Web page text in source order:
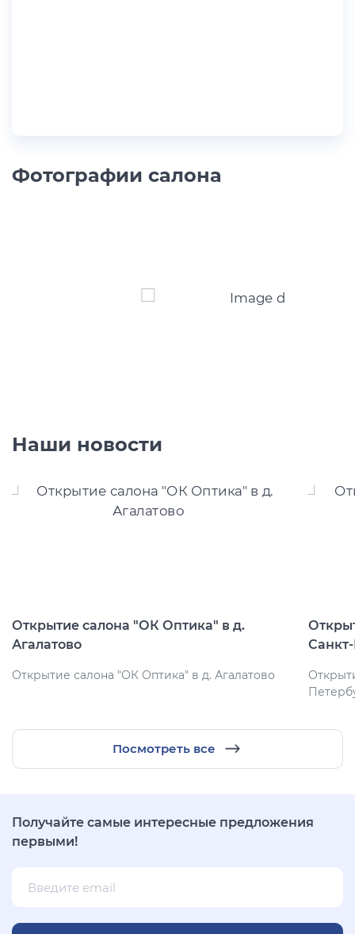
Фотографии салона
Наши новости
Открытие салона "ОК Оптика" в д.
Агалатово
Открытие салона "ОК Оптика" в д. Агалатово
Посмотреть все
Получайте самые интересные предложения
первыми!